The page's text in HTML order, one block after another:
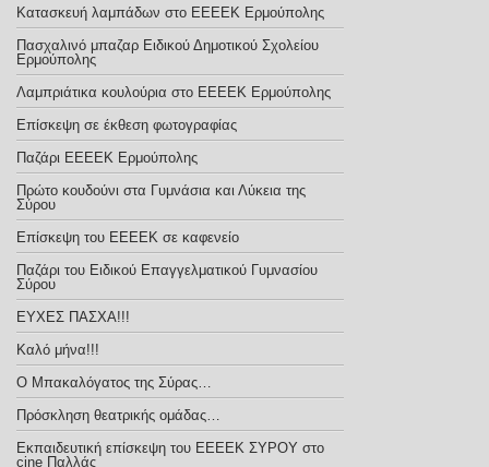
Κατασκευή λαμπάδων στο ΕΕΕΕΚ Ερμούπολης
Πασχαλινό μπαζαρ Ειδικού Δημοτικού Σχολείου
Ερμούπολης
Λαμπριάτικα κουλούρια στο ΕΕΕΕΚ Ερμούπολης
Επίσκεψη σε έκθεση φωτογραφίας
Παζάρι ΕΕΕΕΚ Ερμούπολης
Πρώτο κουδούνι στα Γυμνάσια και Λύκεια της
Σύρου
Επίσκεψη του ΕΕΕΕΚ σε καφενείο
Παζάρι του Ειδικού Επαγγελματικού Γυμνασίου
Σύρου
ΕΥΧΕΣ ΠΑΣΧΑ!!!
Καλό μήνα!!!
Ο Μπακαλόγατος της Σύρας…
Πρόσκληση θεατρικής ομάδας…
Εκπαιδευτική επίσκεψη του ΕΕΕΕΚ ΣΥΡΟΥ στο
cine Παλλάς